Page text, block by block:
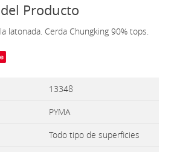
Producto
latonada. Cerda Chungking 90% tops.
13348
PYMA
Todo tipo de superficies